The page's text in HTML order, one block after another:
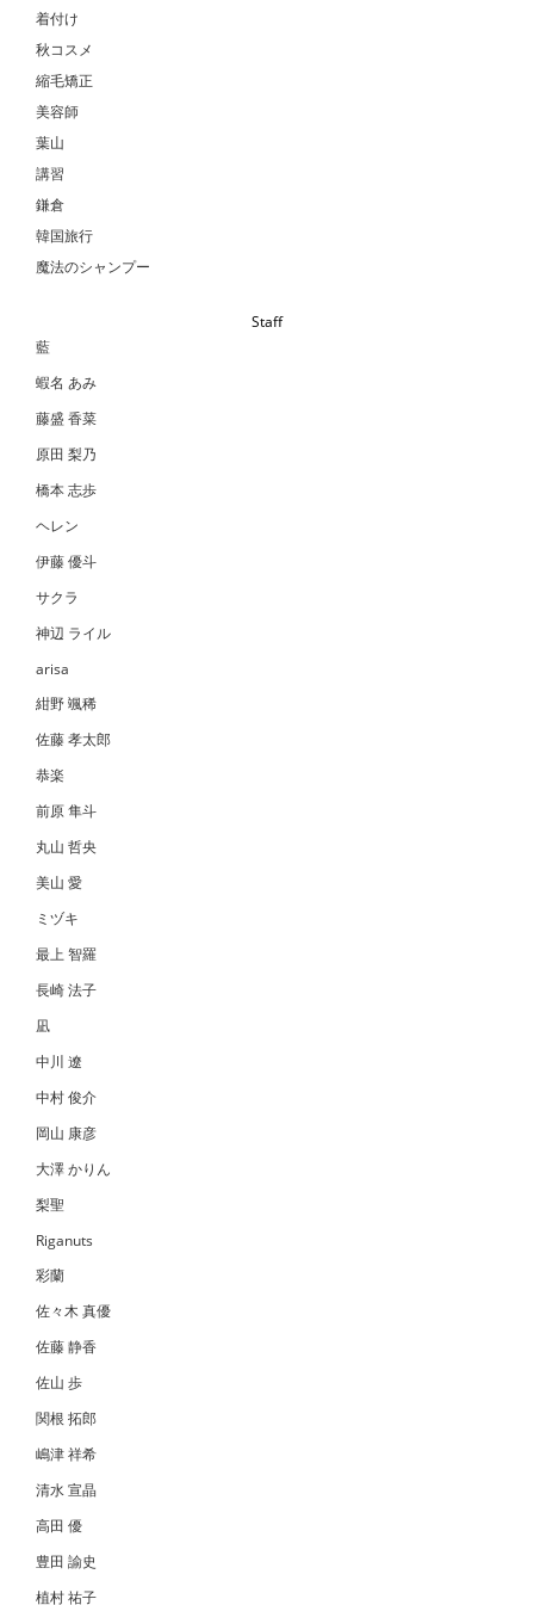
着付け
秋コスメ
縮毛矯正
美容師
葉山
講習
鎌倉
韓国旅行
魔法のシャンプー
Staff
藍
蝦名 あみ
藤盛 香菜
原田 梨乃
橋本 志歩
ヘレン
伊藤 優斗
サクラ
神辺 ライル
arisa
紺野 颯稀
佐藤 孝太郎
恭楽
前原 隼斗
丸山 哲央
美山 愛
ミヅキ
最上 智羅
長崎 法子
凪
中川 遼
中村 俊介
岡山 康彦
大澤 かりん
梨聖
Riganuts
彩蘭
佐々木 真優
佐藤 静香
佐山 歩
関根 拓郎
嶋津 祥希
清水 宣晶
高田 優
豊田 諭史
植村 祐子